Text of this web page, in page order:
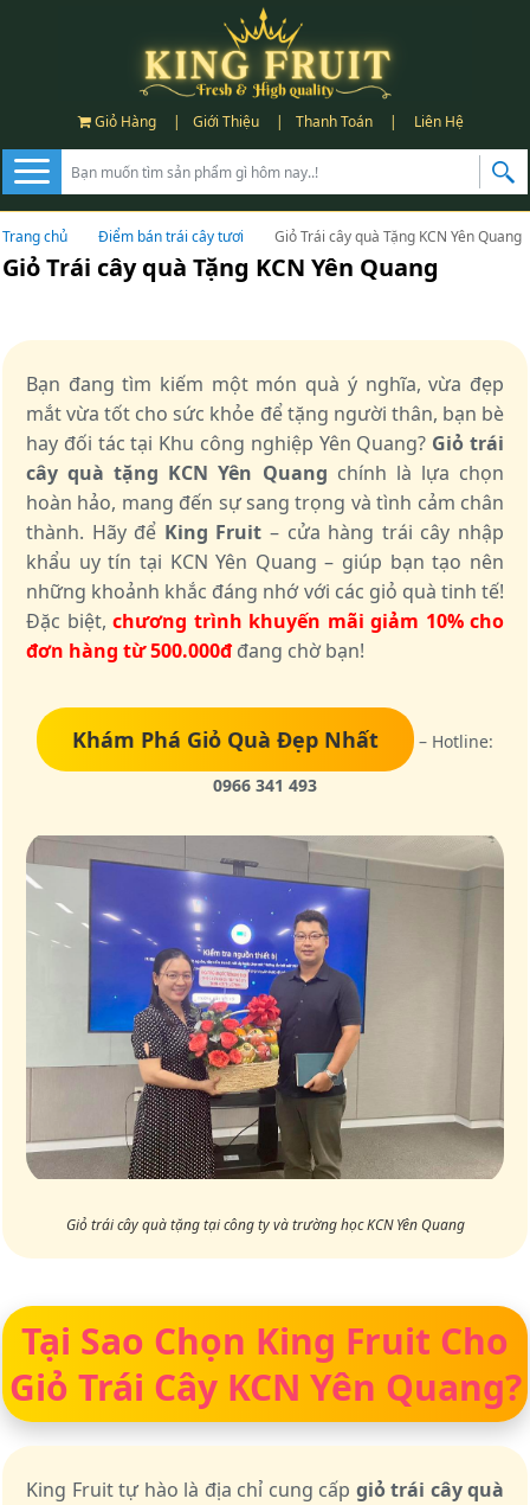
Giỏ Hàng | Giới Thiệu | Thanh Toán | Liên Hệ
Trang chủ Điểm bán trái cây tươi Giỏ Trái cây quà Tặng KCN Yên Quang
Giỏ Trái cây quà Tặng KCN Yên Quang
Bạn đang tìm kiếm một món quà ý nghĩa, vừa đẹp
mắt vừa tốt cho sức khỏe để tặng người thân, bạn bè
hay đối tác tại Khu công nghiệp Yên Quang? Giỏ trái
cây quà tặng KCN Yên Quang chính là lựa chọn
hoàn hảo, mang đến sự sang trọng và tình cảm chân
thành. Hãy để King Fruit – cửa hàng trái cây nhập
khẩu uy tín tại KCN Yên Quang – giúp bạn tạo nên
những khoảnh khắc đáng nhớ với các giỏ quà tinh tế!
Đặc biệt, chương trình khuyến mãi giảm 10% cho
đơn hàng từ 500.000đđang chờ bạn!
Khám Phá Giỏ Quà Đẹp Nhất
– Hotline:
0966 341 493
Giỏ trái cây quà tặng tại công ty và trường học KCN Yên Quang
Tại Sao Chọn King Fruit Cho
Giỏ Trái Cây KCN Yên Quang?
King Fruit tự hào là địa chỉ cung cấp giỏ trái cây quà